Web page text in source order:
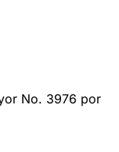
No. 3976 por